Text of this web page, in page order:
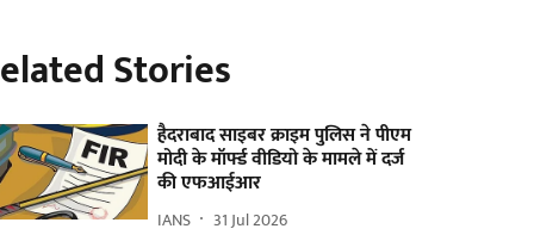
Stories
हैदराबाद साइबर क्राइम पुलिस ने पीएम
मोदी के मॉर्फ्ड वीडियो के मामले में दर्ज
की एफआईआर
IANS 31 Jul 2026